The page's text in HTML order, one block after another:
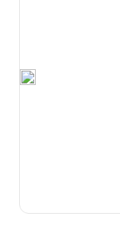
8